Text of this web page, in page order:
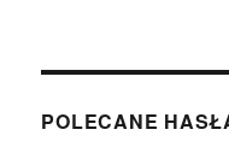
POLECANE